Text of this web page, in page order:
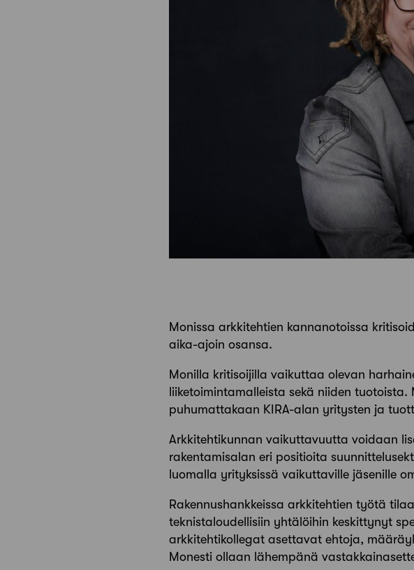
Monissa arkkitehtien kannanotoissa
aika-ajoin osansa.
Monilla kritisoijilla vaikuttaa olevan
liiketoimintamalleista sekä niiden
puhumattakaan KIRA-alan yritysten ja
Arkkitehtikunnan vaikuttavuutta voidaan
rakentamisalan eri positioita
luomalla yrityksissä vaikuttaville jäsenille
Rakennushankkeissa arkkitehtien työtä
teknistaloudellisiin yhtälöihin keskittynyt
arkkitehtikollegat asettavat ehtoja,
Monesti ollaan lähempänä